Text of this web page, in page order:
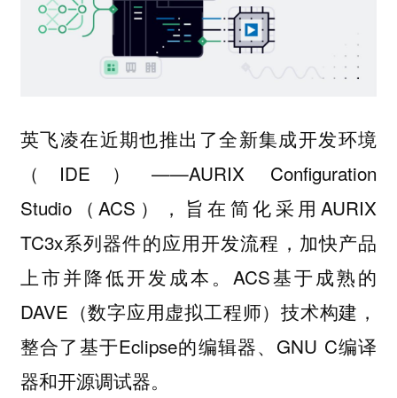
英飞凌在近期也推出了全新集成开发环境
（IDE）——AURIX Configuration
Studio（ACS），旨在简化采用AURIX
TC3x系列器件的应用开发流程，加快产品
上市并降低开发成本。ACS基于成熟的
DAVE（数字应用虚拟工程师）技术构建，
整合了基于Eclipse的编辑器、GNU C编译
器和开源调试器。